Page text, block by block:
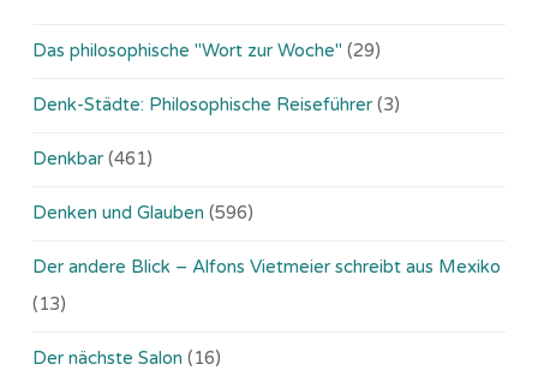
Das philosophische "Wort zur Woche" (29)
Denk-Städte: Philosophische Reiseführer (3)
Denkbar (461)
Denken und Glauben (596)
Der andere Blick – Alfons Vietmeier schreibt aus Mexiko
(13)
Der nächste Salon (16)